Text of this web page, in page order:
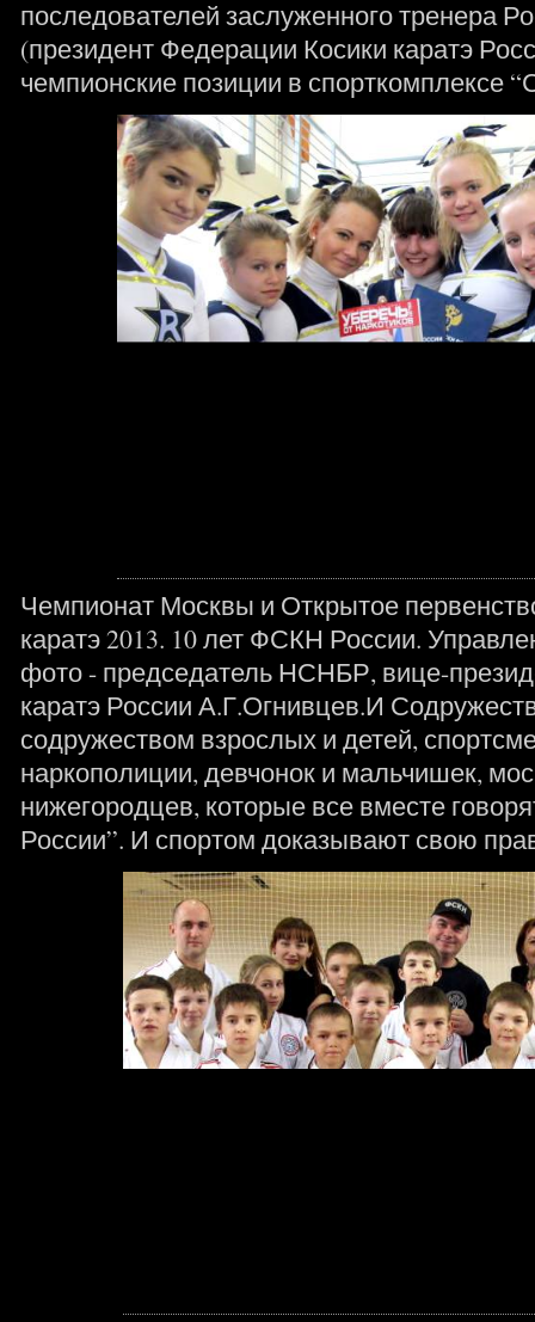
последователей заслуженного тренера
(президент Федерации Косики каратэ
чемпионские позиции в спорткомплексе
Чемпионат Москвы и Открытое
каратэ 2013. 10 лет ФСКН России.
фото - председатель НСНБР, вице-
каратэ России А.Г.Огнивцев.И
содружеством взрослых и детей,
наркополиции, девчонок и мальчишек,
нижегородцев, которые все вместе
России”. И спортом доказывают свою